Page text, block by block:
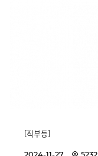
[직부등]